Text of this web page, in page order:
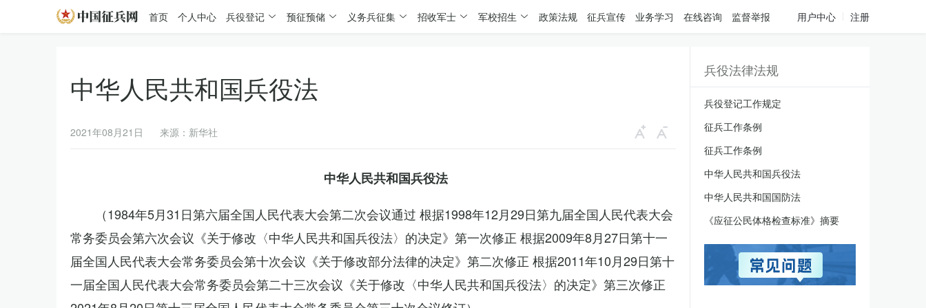
首页 个人中心 兵役登记 预征预储 义务兵征集 招收军士 军校招生 政策法规 征兵宣传 业务学习 在线咨询 监督举报 用户中心 注册
中华人民共和国兵役法
2021年08月21日 来源：新华社
中华人民共和国兵役法
（1984年5月31日第六届全国人民代表大会第二次会议通过 根据1998年12月29日第九届全国人民代表大会
常务委员会第六次会议《关于修改〈中华人民共和国兵役法〉的决定》第一次修正 根据2009年8月27日第十一
届全国人民代表大会常务委员会第十次会议《关于修改部分法律的决定》第二次修正 根据2011年10月29日第十
一届全国人民代表大会常务委员会第二十三次会议《关于修改〈中华人民共和国兵役法〉的决定》第三次修正
兵役法律法规
兵役登记工作规定
征兵工作条例
征兵工作条例
中华人民共和国兵役法
中华人民共和国国防法
《应征公民体格检查标准》摘要